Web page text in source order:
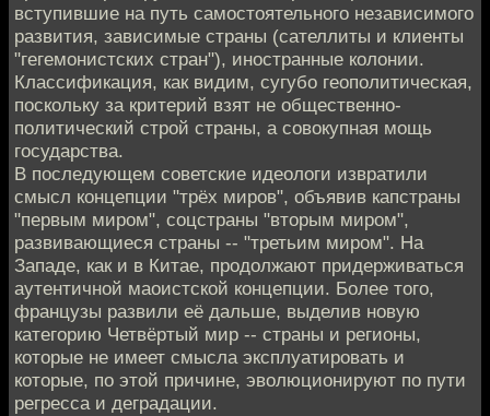
вступившие на путь самостоятельного независимого
развития, зависимые страны (сателлиты и клиенты
"гегемонистских стран"), иностранные колонии.
Классификация, как видим, сугубо геополитическая,
поскольку за критерий взят не общественно-
политический строй страны, а совокупная мощь
государства.
В последующем советские идеологи извратили
смысл концепции "трёх миров", объявив капстраны
"первым миром", соцстраны "вторым миром",
развивающиеся страны -- "третьим миром". На
Западе, как и в Китае, продолжают придерживаться
аутентичной маоистской концепции. Более того,
французы развили её дальше, выделив новую
категорию Четвёртый мир -- страны и регионы,
которые не имеет смысла эксплуатировать и
которые, по этой причине, эволюционируют по пути
регресса и деградации.